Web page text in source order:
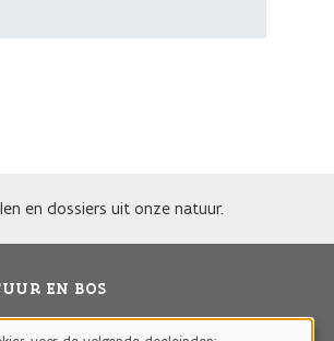
en dossiers uit onze natuur.
EN BOS
voor Natuur en Bos